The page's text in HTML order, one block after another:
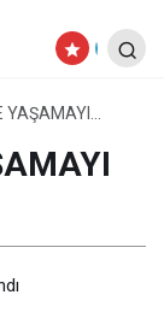
YAŞAMAYI